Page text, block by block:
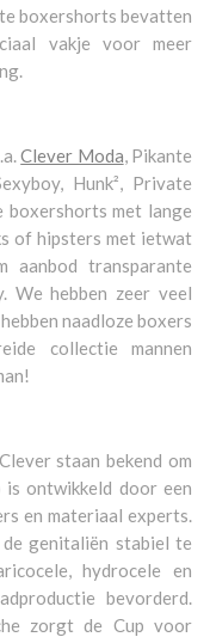
boxershorts bevatten
vakje voor meer
Clever Moda, Pikante
Hunk², Private
boxershorts met lange
of hipsters met ietwat
aanbod transparante
We hebben zeer veel
naadloze boxers
collectie mannen
staan bekend om
is ontwikkeld door een
en materiaal experts.
genitaliën stabiel te
hydrocele en
bevorderd.
zorgt de Cup voor